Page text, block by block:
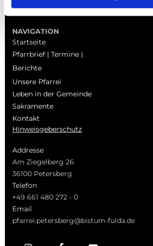
NAVIGATION
Startseite
Pfarrbrief | Termine |
Berichte
Unsere Pfarrei
Leben in der Gemeinde
Sakramente
Kontakt
Hinweisgeberschutz
Addresse
Am Ziegelberg 26
36100 Petersberg
Telefon
+49 661 480 272 - 0
Email
pfarrei.petersberg@bistum-fulda.de